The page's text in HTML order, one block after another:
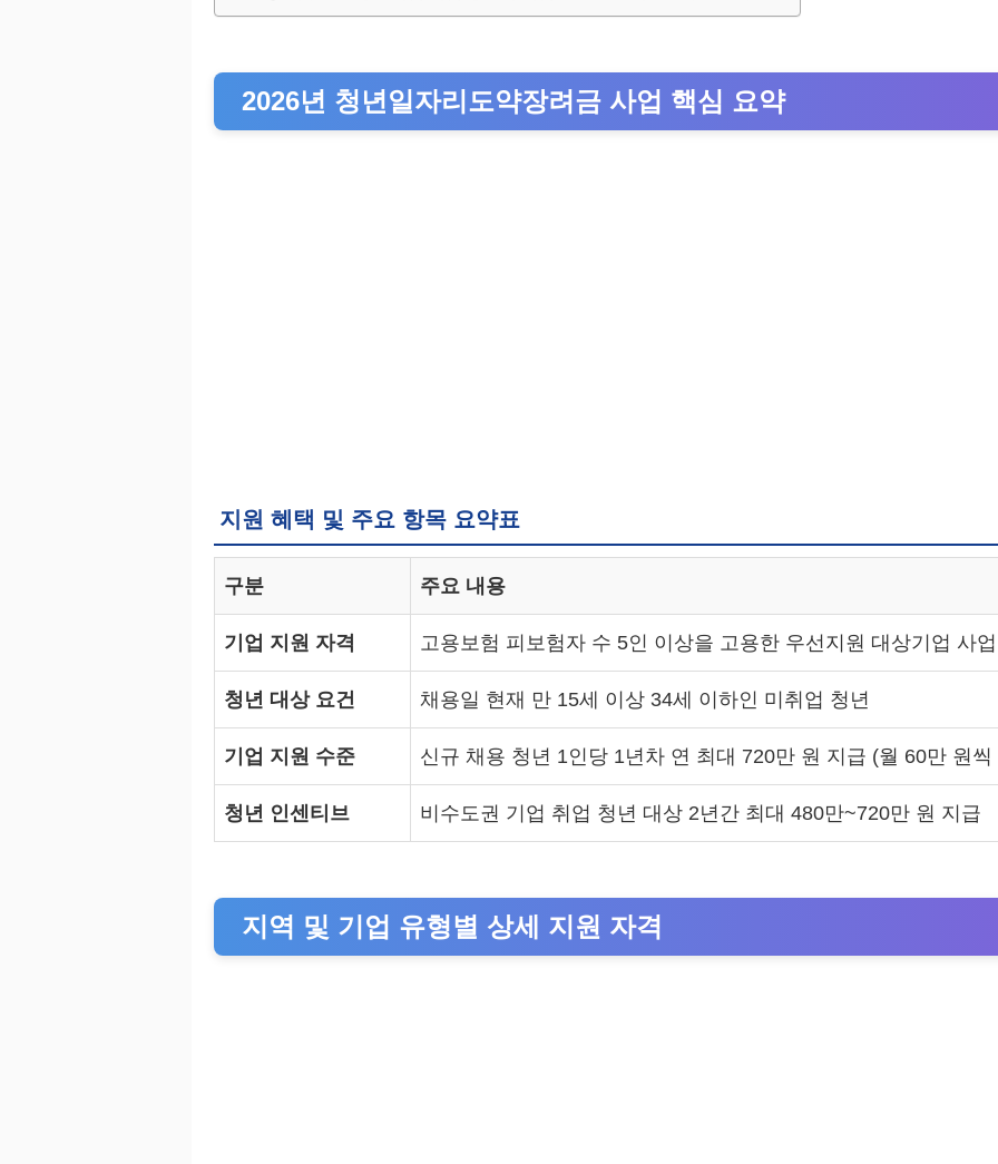
2026년 청년일자리도약장려금 사업 핵심 요약
지원 혜택 및 주요 항목 요약표
구분 주요 내용
기업 지원 자격 고용보험 피보험자 수 5인 이상을 고용한 우선지원 대상기업 사
청년 대상 요건 채용일 현재 만 15세 이상 34세 이하인 미취업 청년
기업 지원 수준 신규 채용 청년 1인당 1년차 연 최대 720만 원 지급 (월 60만 원씩
청년 인센티브 비수도권 기업 취업 청년 대상 2년간 최대 480만~720만 원 지급
지역 및 기업 유형별 상세 지원 자격